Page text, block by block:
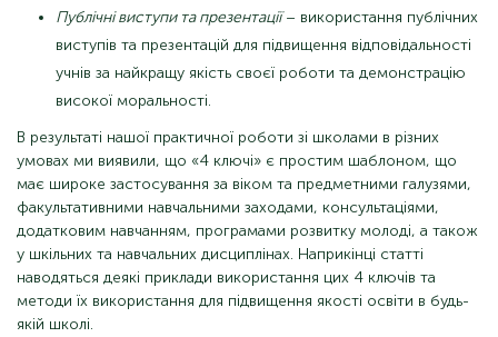
Публічні виступи та презентації– використання публічних
виступів та презентацій для підвищення відповідальності
учнів за найкращу якість своєї роботи та демонстрацію
високої моральності.
В результаті нашої практичної роботи зі школами в різних
умовах ми виявили, що «4 ключі» є простим шаблоном, що
має широке застосування за віком та предметними галузями,
факультативними навчальними заходами, консультаціями,
додатковим навчанням, програмами розвитку молоді, а також
у шкільних та навчальних дисциплінах. Наприкінці статті
наводяться деякі приклади використання цих 4 ключів та
методи їх використання для підвищення якості освіти в будь-
якій школі.